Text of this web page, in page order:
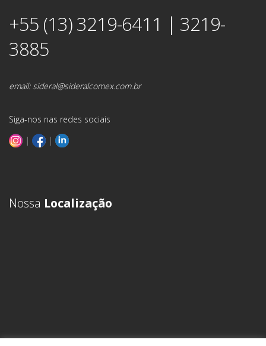
+55 (13) 3219-6411 | 3219-
3885
email:sideral@sideralcomex.com.br
Siga-nos nas redes sociais
|
|
Nossa Localização